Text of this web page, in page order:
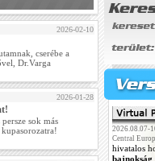
2026-02-10
cserébe a
Dr.Varga
2026-01-28
sok más
2026.08.07-
Central
hivatalos